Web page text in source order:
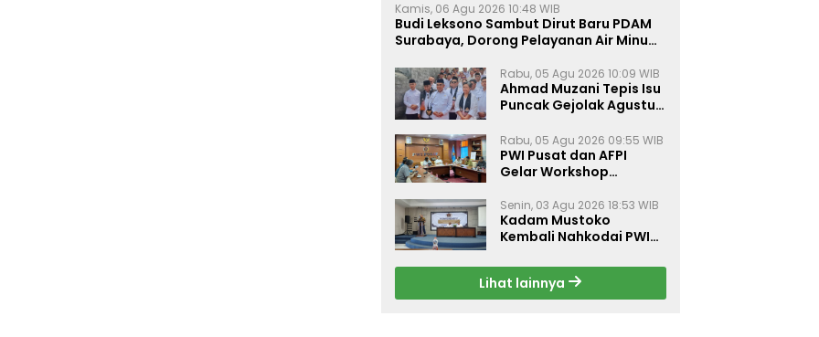
Kamis, 06 Agu 2026 10:48 WIB
Budi Leksono Sambut Dirut Baru PDAM
Surabaya, Dorong Pelayanan Air Minum
Rabu, 05 Agu 2026 10:09 WIB
Ahmad Muzani Tepis Isu
Puncak Gejolak Agustus
Perkuat Persatuan
Rabu, 05 Agu 2026 09:55 WIB
PWI Pusat dan AFPI
Gelar Workshop
Inklusi Keuangan, dan
Perlindungan Publik
Senin, 03 Agu 2026 18:53 WIB
Kadam Mustoko
Kembali Nahkodai PWI
Harap Sinergi Antar
Daerah Kian Kuat
Lihat lainnya